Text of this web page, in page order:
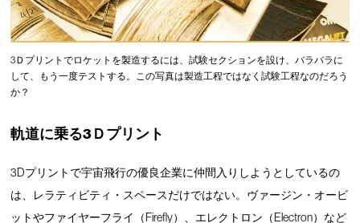
3Ｄプリントでロケットを製造するには、試験セクションを設け、バラバラに
して、もう一度テストする。この写真は製造工程ではなく試験工程なのだろう
か？
軌道に乗る3Ｄプリント
3Dプリントで宇宙飛行の優良企業に仲間入りしようとしているの
は、レラティビティ・スペースだけではない。ヴァージン・オービ
ットやファイヤーフライ（Firefly）、エレクトロン（Electron）など